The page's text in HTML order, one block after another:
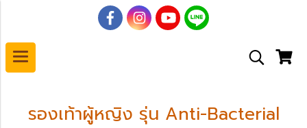
รองเท้าผู้หญิง รุ่น Anti-Bacterial